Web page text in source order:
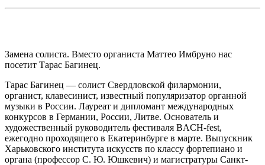
Замена солиста. Вместо органиста Маттео Имбруно нас
посетит Тарас Багинец.
Тарас Багинец — солист Свердловской филармонии,
органист, клавесинист, известный популяризатор органной
музыки в России. Лауреат и дипломант международных
конкурсов в Германии, России, Литве. Основатель и
художественный руководитель фестиваля BACH-fest,
ежегодно проходящего в Екатеринбурге в марте. Выпускник
Харьковского института искусств по классу фортепиано и
органа (профессор С. Ю. Юшкевич) и магистратуры Санкт-